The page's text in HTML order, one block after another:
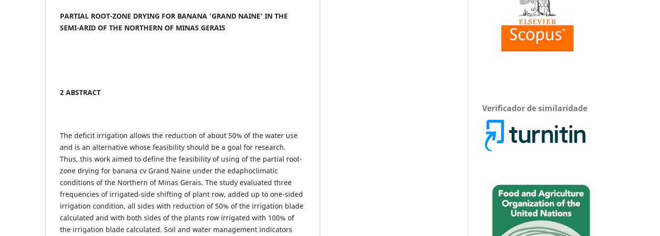
PARTIAL ROOT-ZONE DRYING FOR BANANA ‘GRAND NAINE’ IN THE
SEMI-ARID OF THE NORTHERN OF MINAS GERAIS
2 ABSTRACT
The deficit irrigation allows the reduction of about 50% of the water use
and is an alternative whose feasibility should be a goal for research.
Thus, this work aimed to define the feasibility of using of the partial root-
zone drying for banana cv Grand Naine under the edaphoclimatic
conditions of the Northern of Minas Gerais. The study evaluated three
frequencies of irrigated-side shifting of plant row, added up to one-sided
irrigation condition, all sides with reduction of 50% of the irrigation blade
calculated and with both sides of the plants row irrigated with 100% of
the irrigation blade calculated. Soil and water management indicators
Verificador de similaridade